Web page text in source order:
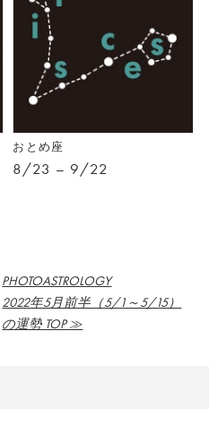
おとめ座
8/23 – 9/22
PHOTOASTROLOGY
2022年5月前半（5/1～5/15）
の運勢 TOP ≫